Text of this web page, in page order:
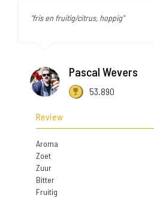
"fris en fruitig/citrus, hoppig"
Pascal Wevers
53.890
Review
Aroma
Zoet
Zuur
Bitter
Fruitig